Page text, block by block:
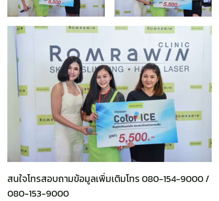
สนใจโทรสอบถามข้อมูลเพิ่มเติมโทร 080-154-9000 /
080-153-9000